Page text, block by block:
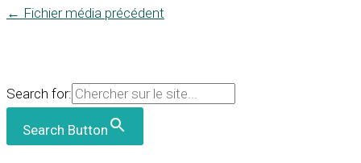
← Fichier média précédent
Search for:
Search Button